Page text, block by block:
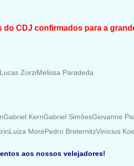
do CDJ confirmados para a
Lucas ZorziMelissa Paradeda
Gabriel KernGabriel SimõesGiovanne
Luiza MoréPedro BreternitzVinícius
aos nossos velejadores!